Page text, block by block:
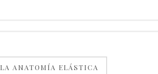
LA ANATOMÍA ELÁSTICA